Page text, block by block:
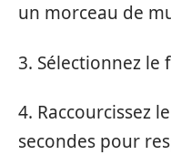
un morceau de
3. Sélectionnez le
4. Raccourcissez
secondes pour